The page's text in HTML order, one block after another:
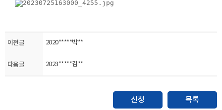
이전글 2020*****박**
다음글 2023*****김**
목록
신청